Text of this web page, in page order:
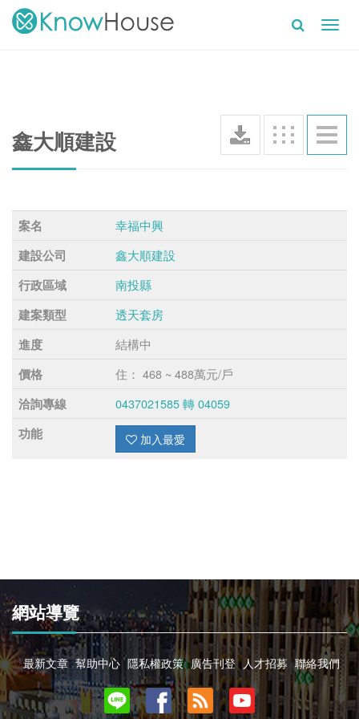
鑫大順建設
案名 幸福中興
建設公司 鑫大順建設
行政區域 南投縣
建案類型 透天套房
進度 結構中
價格 住： 468 ~ 488萬元/戶
洽詢專線 0437021585 轉 04059
功能 加入最愛
網站導覽
最新文章 幫助中心 隱私權政策 廣告刊登 人才招募 聯絡我們